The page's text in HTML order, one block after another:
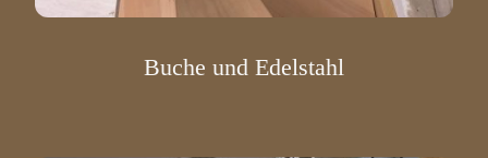
Buche und Edelstahl